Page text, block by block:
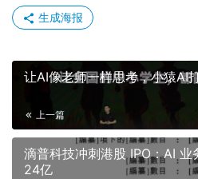
生成海报
让AI像老师一样思考，小猿AI
上一篇
滴普科技冲刺港股 IPO：AI
24亿